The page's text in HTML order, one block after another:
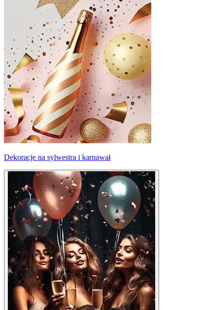
Dekoracje na sylwestra i karnawał